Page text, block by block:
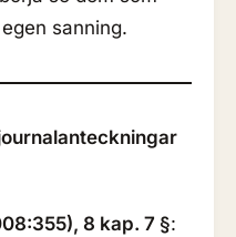
sanning.
8 kap. 7 §: